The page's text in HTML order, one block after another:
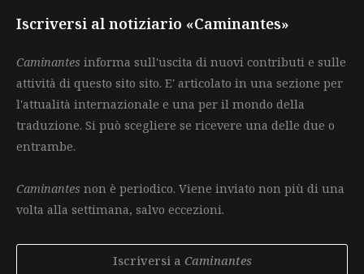
Iscriversi al notiziario «Caminantes»
Caminantes informa sull'uscita di nuovi contributi e sulle
attività di questo sito sito. E' articolato in una sezione per
l'attualità internazionale e una per il mondo della
traduzione. Si può scegliere se ricevere una delle due o
entrambe.
Caminantes non è periodico. Viene inviato non più di una
volta alla settimana, salvo eccezioni.
Iscriversi a Caminantes